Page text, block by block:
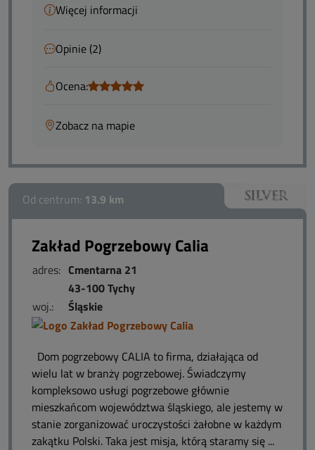
Więcej informacji
Opinie (2)
Ocena:
Zobacz na mapie
Od centrum: 13.9 km
Zakład Pogrzebowy Calia
adres: Cmentarna 21
43-100 Tychy
woj.:
Śląskie
Dom pogrzebowy CALIA to firma, działająca od
wielu lat w branży pogrzebowej. Świadczymy
kompleksowo usługi pogrzebowe głównie
mieszkańcom województwa śląskiego, ale jestemy w
stanie zorganizować uroczystości żałobne w każdym
zakątku Polski. Taka jest misja, którą staramy się ...